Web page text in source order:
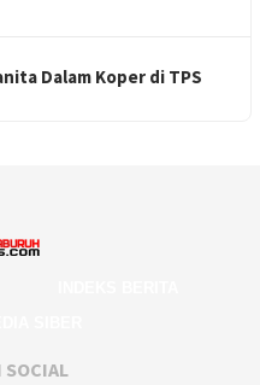
Dalam Koper di TPS
SOCIAL